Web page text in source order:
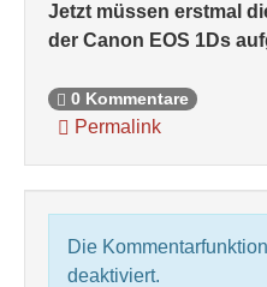
Jetzt müssen erstmal
der Canon EOS 1Ds
0 Kommentare
Permalink
Die
deaktiviert.